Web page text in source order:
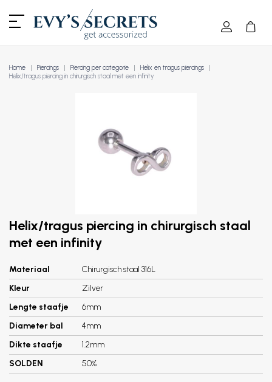
Home Piercings Piercing per categorie
Helix en tragus piercings
Helix/tragus piercing in chirurgisch staal met een infinity
Helix/tragus piercing in chirurgisch staal
met een infinity
Materiaal
Chirurgisch staal 316L
Kleur
Zilver
Lengte staafje
6mm
Diameter bal
4mm
Dikte staafje
1.2mm
SOLDEN
50%